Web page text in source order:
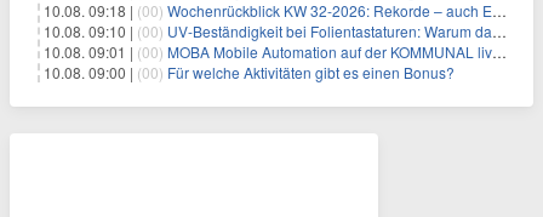
10.08. 09:18 | (00) Wochenrückblick KW 32-2026: Rekorde – auch Edelmetalle melden sich zurück!
10.08. 09:10 | (00) UV-Beständigkeit bei Folientastaturen: Warum das Material allein nicht über die Lebensdauer entscheidet
10.08. 09:01 | (00) MOBA Mobile Automation auf der KOMMUNAL live in Fulda
10.08. 09:00 | (00) Für welche Aktivitäten gibt es einen Bonus?